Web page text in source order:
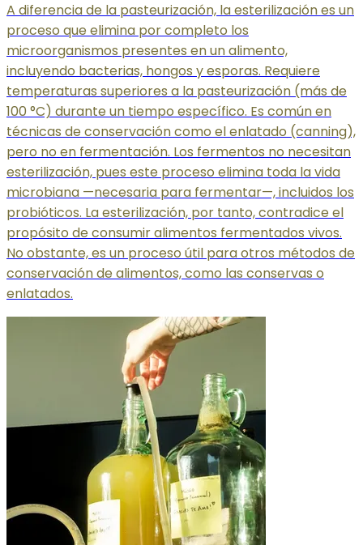
A diferencia de la pasteurización, la esterilización es un
proceso que elimina por completo los
microorganismos presentes en un alimento,
incluyendo bacterias, hongos y esporas. Requiere
temperaturas superiores a la pasteurización (más de
100 °C) durante un tiempo específico. Es común en
técnicas de conservación como el enlatado (canning),
pero no en fermentación. Los fermentos no necesitan
esterilización, pues este proceso elimina toda la vida
microbiana —necesaria para fermentar—, incluidos los
probióticos. La esterilización, por tanto, contradice el
propósito de consumir alimentos fermentados vivos.
No obstante, es un proceso útil para otros métodos de
conservación de alimentos, como las conservas o
enlatados.